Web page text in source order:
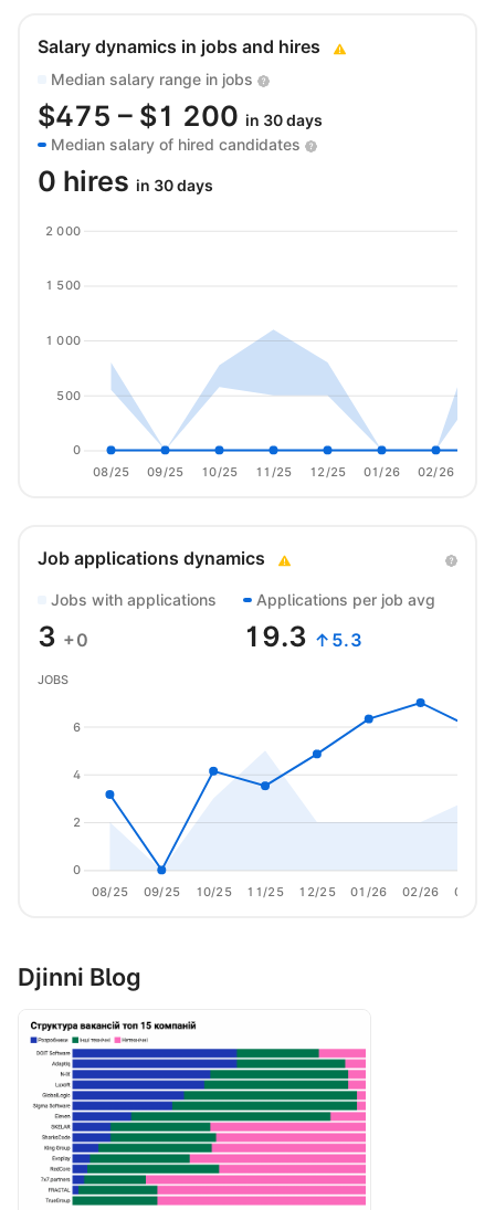
Salary dynamics in jobs and hires
Median salary range in jobs
$475 – $1 200 in 30 days
Median salary of hired candidates
0 hires in 30 days
08/25 09/25 10/25 11/25 12/25 01/26 02/26
0
500
1 000
1 500
2 000
Job applications dynamics
Jobs with applications
3 +0
Applications per job avg
19.3 ↑5.3
08/25 09/25 10/25 11/25 12/25 01/26 02/26 03/26
0
2
4
6
JOBS
Djinni Blog